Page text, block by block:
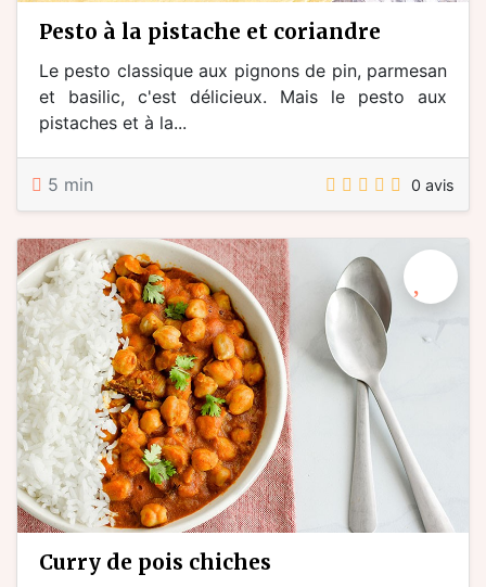
pesto à la pistache et coriandre
Le pesto classique aux pignons de pin, parmesan
et basilic, c'est délicieux. Mais le pesto aux
pistaches et à la...
5 min 0 avis
curry de pois chiches